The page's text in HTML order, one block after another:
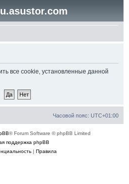
все cookie, установленные данной
Часовой пояс: UTC+01:00
® Forum Software © phpBB Limited
поддержка phpBB
| Правила